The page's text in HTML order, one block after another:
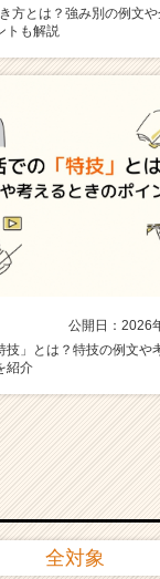
全対象
方とは？強み別の例文や
トも解説
公開日：2026
技」とは？特技の例文や
紹介